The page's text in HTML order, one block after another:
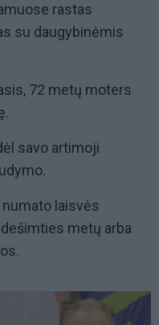
rastas
su daugybinėmis
72 metų moters
savo artimoji
laisvės
metų arba